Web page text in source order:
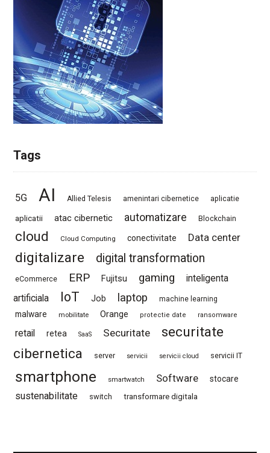
Tags
5G AI Allied Telesis amenintari cibernetice aplicatie
aplicatii atac cibernetic automatizare Blockchain
cloud Cloud Computing conectivitate Data center
digitalizare digital transformation
eCommerce ERP Fujitsu gaming
inteligenta
artificiala
IoT Job laptop machine learning
malware mobilitate Orange protectie date ransomware
retail retea SaaS Securitate
securitate
cibernetica
server servicii servicii cloud servicii IT
smartphone smartwatch Software stocare
sustenabilitate switch transformare digitala